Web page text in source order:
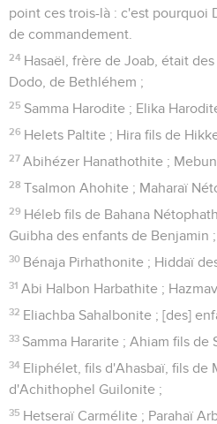
point ces trois-là : c'est pourquoi
de commandement.
24 Hasaël, frère de Joab, était
Dodo, de Bethléhem ;
25 Samma Harodite ; Elika
26 Helets Paltite ; Hira fils de
27 Abihézer Hanathothite ;
28 Tsalmon Ahohite ; Maharaï
29 Héleb fils de Bahana
Guibha des enfants de Benjamin ;
30 Bénaja Pirhathonite ; Hiddaï
31 Abi Halbon Harbathite ;
32 Eliachba Sahalbonite ; [des]
33 Samma Hararite ; Ahiam fils de
34 Eliphélet, fils d'Ahasbaï, fils de
d'Achithophel Guilonite ;
35 Hetseraï Carmélite ; Parahaï